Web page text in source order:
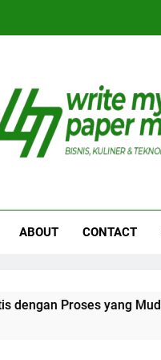
ABOUT CONTACT
yang Mudah